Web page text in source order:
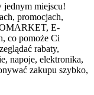
jednym miejscu!
promocjach,
E-
co pomoże Ci
rabaty,
napoje, elektronika,
zakupu szybko,